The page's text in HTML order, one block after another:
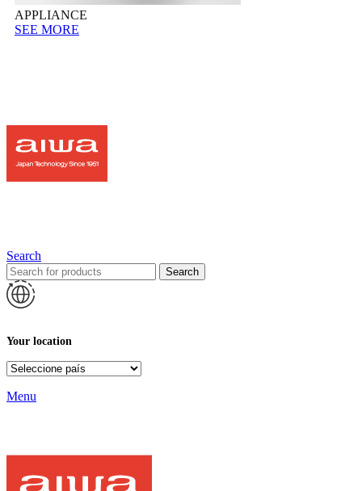
APPLIANCE
SEE MORE
Search
Search
Your location
Menu